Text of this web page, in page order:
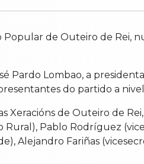
de Outeiro de Rei,
Pardo Lombao, a
do partido a
de Outeiro de
Pablo Rodríguez
Alejandro Fariñas